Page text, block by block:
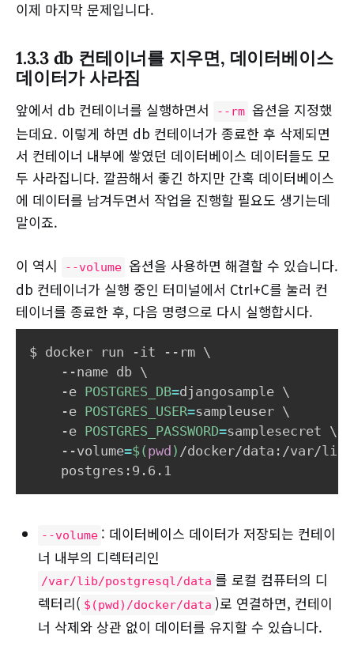
이제 마지막 문제입니다.
1.3.3 db 컨테이너를 지우면, 데이터베이스
데이터가 사라짐
앞에서 db 컨테이너를 실행하면서 --rm 옵션을 지정했
는데요. 이렇게 하면 db 컨테이너가 종료한 후 삭제되면
서 컨테이너 내부에 쌓였던 데이터베이스 데이터들도 모
두 사라집니다. 깔끔해서 좋긴 하지만 간혹 데이터베이스
에 데이터를 남겨두면서 작업을 진행할 필요도 생기는데
말이죠.
이 역시 --volume 옵션을 사용하면 해결할 수 있습니다.
db 컨테이너가 실행 중인 터미널에서 Ctrl+C를 눌러 컨
테이너를 종료한 후, 다음 명령으로 다시 실행합시다.
$ docker run -it --rm \
    --name db
\
    -e
POSTGRES_DB=djangosample \
    -e
POSTGRES_USER=sampleuser \
    -e
POSTGRES_PASSWORD=samplesecret \
    --volume
=$( pwd ) /docker/data:/var/
--volume : 데이터베이스 데이터가 저장되는 컨테이
너 내부의 디렉터리인
/var/lib/postgresql/data 를 로컬 컴퓨터의 디
렉터리( $(pwd)/docker/data )로 연결하면, 컨테이
너 삭제와 상관 없이 데이터를 유지할 수 있습니다.